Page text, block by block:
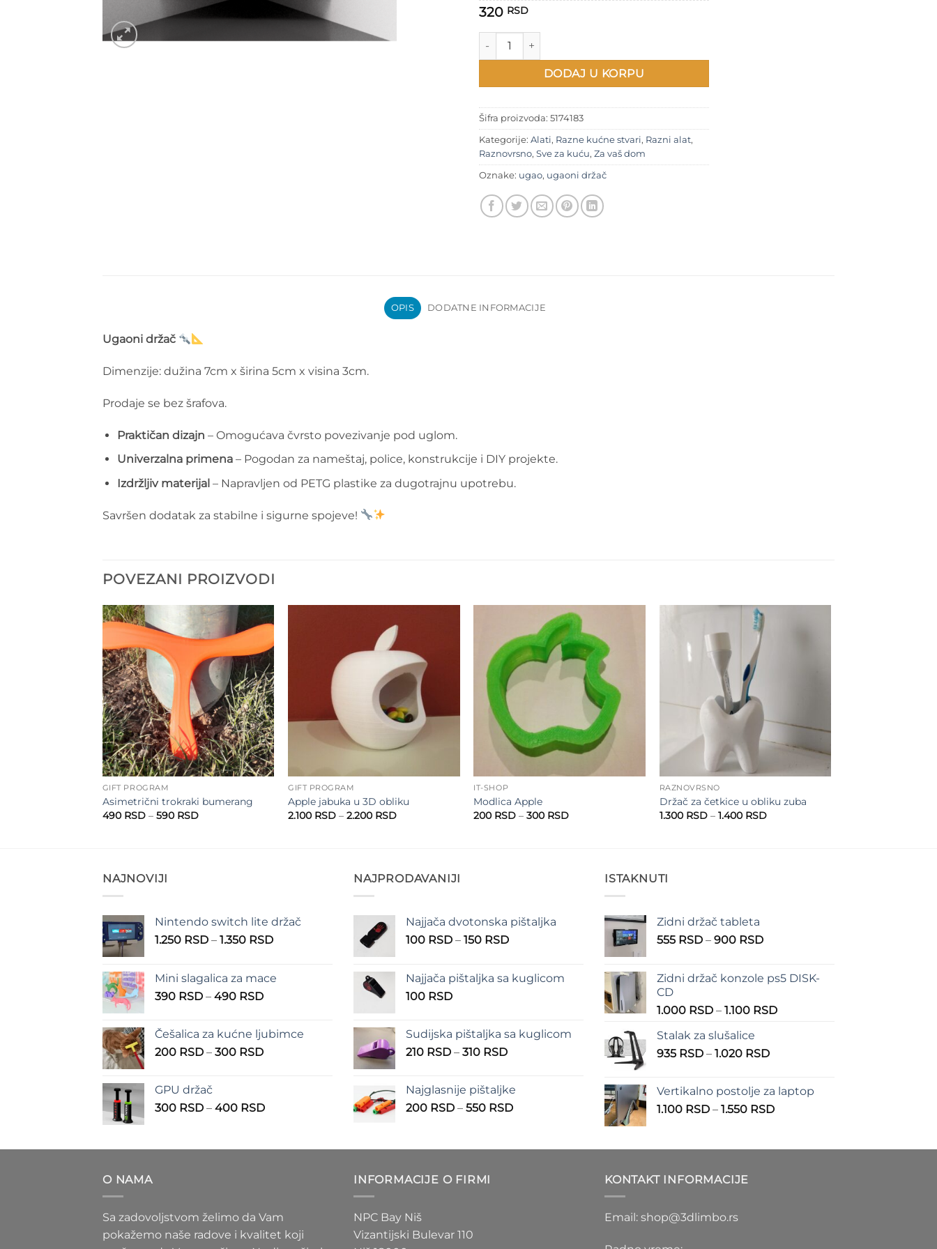
320 RSD
Ugaoni držač količina
DODAJ U KORPU
Šifra proizvoda: 5174183
Kategorije: Alati, Razne kućne stvari, Razni alat,
Raznovrsno, Sve za kuću, Za vaš dom
Oznake: ugao, ugaoni držač
OPIS DODATNE INFORMACIJE
Ugaoni držač
Dimenzije: dužina 7cm x širina 5cm x visina 3cm.
Prodaje se bez šrafova.
Praktičan dizajn – Omogućava čvrsto povezivanje pod uglom.
Univerzalna primena– Pogodan za nameštaj, police, konstrukcije i DIY projekte.
Izdržljiv materijal– Napravljen od PETG plastike za dugotrajnu upotrebu.
Savršen dodatak za stabilne i sigurne spojeve!
POVEZANI PROIZVODI
wishlist
GIFT PROGRAM
Asimetrični trokraki bumerang
490 RSD – 590 RSDRaspon
wishlist
GIFT PROGRAM
Apple jabuka u 3D obliku
2.100 RSD – 2.200 RSDRaspon
Add to
wishlist
IT-SHOP
Modlica Apple
200 RSD – 300 RSDRaspon
RAZNOVRSNO
Držač za četkice u obliku zuba
1.300 RSD – 1.400 RSDRaspon
NAJNOVIJI
Nintendo switch lite držač
1.250 RSD – 1.350 RSDRaspon
1.250 RSD
Mini slagalica za mace
390 RSD – 490 RSDRaspon
390 RSD
do
Češalica za kućne ljubimce
200 RSD – 300 RSDRaspon
do
GPU držač
300 RSD – 400 RSDRaspon
300 RSD
NAJPRODAVANIJI
Najjača dvotonska pištaljka
100 RSD – 150 RSDRaspon
100 RSD
Najjača pištaljka sa kuglicom
100 RSD
Sudijska pištaljka sa kuglicom
210 RSD – 310 RSDRaspon
210 RSD
do
Najglasnije pištaljke
200 RSD – 550 RSDRaspon
200 RSD
ISTAKNUTI
Zidni držač tableta
555 RSD – 900 RSDRaspon
555 RSD
900 RSD
Zidni držač konzole ps5 DISK-
CD
1.000 RSD – 1.100 RSDRaspon
Stalak za slušalice
935 RSD – 1.020 RSDRaspon
935 RSD
do
Vertikalno postolje za laptop
1.100 RSD – 1.550 RSDRaspon
1.100 RSD
O NAMA
Sa zadovoljstvom želimo da Vam
pokažemo naše radove i kvalitet koji
INFORMACIJE O FIRMI
NPC Bay Niš
Vizantijski Bulevar 110
KONTAKT INFORMACIJE
Email: shop@3dlimbo.rs